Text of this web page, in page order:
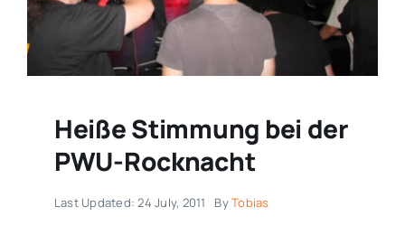
Heiße Stimmung bei der
PWU-Rocknacht
Last Updated: 24 July, 2011 ByTobias